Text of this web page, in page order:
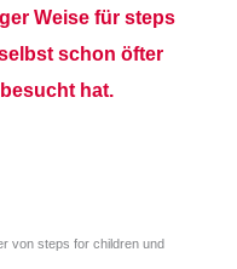
Weise für steps
schon öfter
hat.
von steps for children und